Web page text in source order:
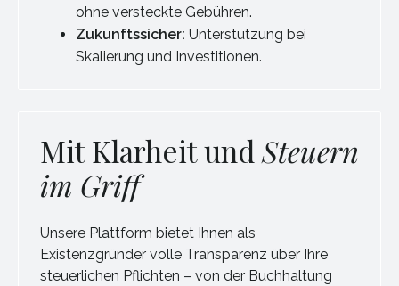
ohne versteckte Gebühren.
Zukunftssicher: Unterstützung bei
Skalierung und Investitionen.
Mit Klarheit und Steuern
im Griff
Unsere Plattform bietet Ihnen als
Existenzgründer volle Transparenz über Ihre
steuerlichen Pflichten – von der Buchhaltung